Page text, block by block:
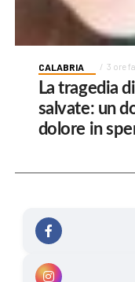
CALABRIA 3 ore fa
La tragedia
salvate: un
dolore in